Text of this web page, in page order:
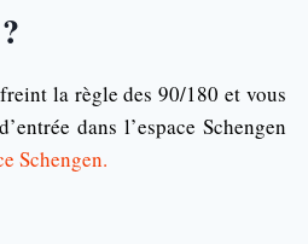
la règle des 90/180 et vous
dans l’espace Schengen
Schengen.